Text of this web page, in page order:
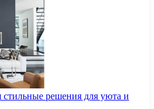
стильные решения для уюта и